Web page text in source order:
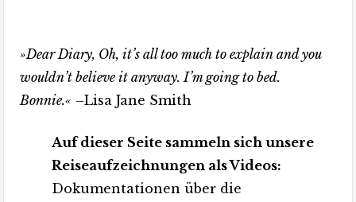
»Dear Diary, Oh, it’s all too much to explain and you
wouldn’t believe it anyway. I’m going to bed.
Bonnie.« –Lisa Jane Smith
Auf dieser Seite sammeln sich unsere
Reiseaufzeichnungen als Videos:
Dokumentationen über die